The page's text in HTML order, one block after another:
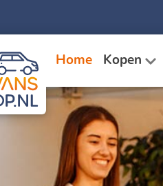
Home Kopen